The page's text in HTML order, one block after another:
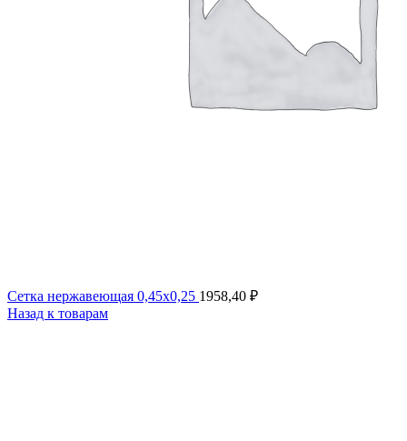
Сетка нержавеющая 0,45x0,25 1958,40 ₽
Назад к товарам